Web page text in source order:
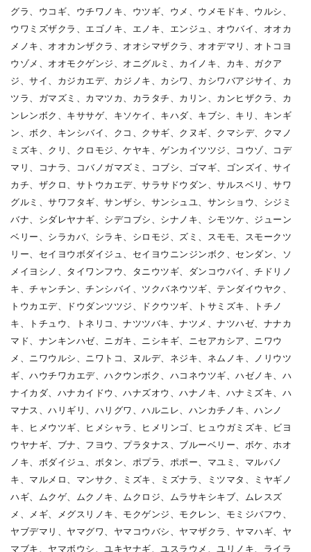
グラ、ウコギ、ウチワノキ、ウツギ、ウメ、ウメモドキ、ウルシ、
ウワミズザクラ、エゴノキ、エノキ、エンジュ、オウバイ、オオカ
メノキ、オオカンザクラ、オオシマザクラ、オオデマリ、オトコヨ
ウゾメ、オオモクゲンジ、オニグルミ、カイノキ、カキ、ガクア
ジ、サイ、カジカエデ、カジノキ、カシワ、カシワバアジサイ、カ
ツラ、ガマズミ、カマツカ、カラタチ、カリン、カンヒザクラ、カ
ンレンボク、キササゲ、キソケイ、キハダ、キブシ、キリ、キンギ
ン、ボク、キンシバイ、クコ、クサギ、クヌギ、クマシデ、クマノ
ミズキ、クリ、クロモジ、ケヤキ、ゲンカイツツジ、コウゾ、コデ
マリ、コナラ、コバノガマズミ、コブシ、ゴマギ、ゴンズイ、サイ
カチ、ザクロ、サトウカエデ、サラサドウダン、サルスベリ、サワ
グルミ、サワフタギ、サンザシ、サンシュユ、サンショウ、シジミ
バナ、シダレヤナギ、シデコブシ、シナノキ、シモツケ、ジューン
ベリー、シラカバ、シラキ、シロモジ、ズミ、スモモ、スモークツ
リー、セイヨウボダイジュ、セイヨウニンジンボク、センダン、ソ
メイヨシノ、タイワンフウ、タニウツギ、ダンコウバイ、チドリノ
キ、チャンチン、チンシバイ、ツクバネウツギ、テンダイウヤク、
トウカエデ、ドウダンツツジ、ドクウツギ、トサミズキ、トチノ
キ、トチュウ、トネリコ、ナツツバキ、ナツメ、ナツハゼ、ナナカ
マド、ナンキンハゼ、ニガキ、ニシキギ、ニセアカシア、ニワウ
メ、ニワウルシ、ニワトコ、ヌルデ、ネジキ、ネムノキ、ノリウツ
ギ、ハウチワカエデ、ハクウンボク、ハコネウツギ、ハゼノキ、ハ
ナイカダ、ハナカイドウ、ハナズオウ、ハナノキ、ハナミズキ、ハ
マナス、ハリギリ、ハリグワ、ハルニレ、ハンカチノキ、ハンノ
キ、ヒメウツギ、ヒメシャラ、ヒメリンゴ、ヒュウガミズキ、ビヨ
ウヤナギ、ブナ、フヨウ、プラタナス、ブルーベリー、ボケ、ホオ
ノキ、ボダイジュ、ボタン、ポプラ、ポポー、マユミ、マルバノ
キ、マルメロ、マンサク、ミズキ、ミズナラ、ミツマタ、ミヤギノ
ハギ、ムクゲ、ムクノキ、ムクロジ、ムラサキシキブ、ムレスズ
メ、メギ、メグスリノキ、モクゲンジ、モクレン、モミジバフウ、
ヤブデマリ、ヤマグワ、ヤマコウバシ、ヤマザクラ、ヤマハギ、ヤ
マブキ、ヤマボウシ、ユキヤナギ、ユスラウメ、ユリノキ、ライラ